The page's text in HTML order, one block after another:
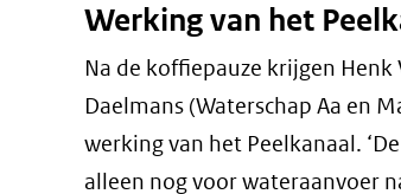
Werking van het
Na de koffiepauze krijgen Henk
Daelmans (Waterschap Aa en
werking van het Peelkanaal.
alleen nog voor wateraanvoer